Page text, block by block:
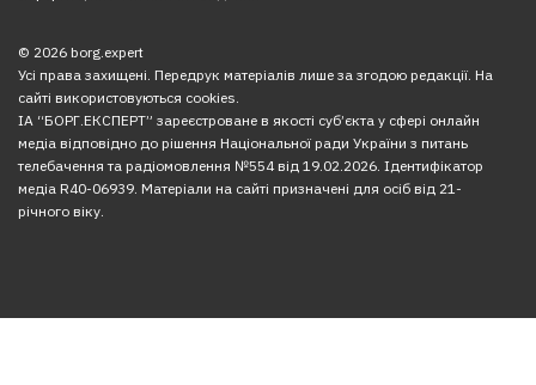
© 2026 borg.expert
Усі права захищені. Передрук матеріалів лише за згодою редакції. На
сайті використовуються cookies.
ІА “БОРГ.ЕКСПЕРТ” зареєстроване в якості суб’єкта у сфері онлайн
медіа відповідно до рішення Національної ради України з питань
телебачення та радіомовлення №554 від 19.02.2026. Ідентифікатор
медіа R40-06939. Матеріали на сайті призначені для осіб від 21-
річного віку.